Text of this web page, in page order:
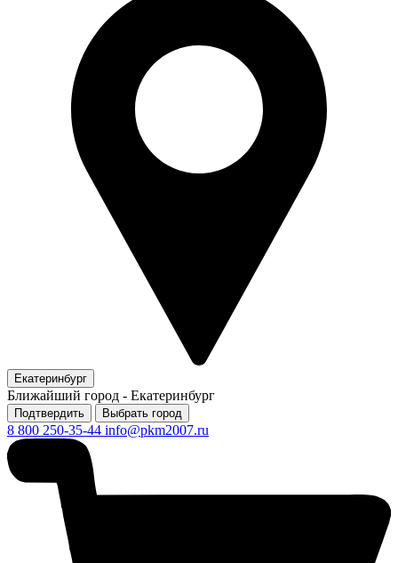
Екатеринбург
Ближайший город - Екатеринбург
Подтвердить Выбрать город
8 800 250-35-44 info@pkm2007.ru